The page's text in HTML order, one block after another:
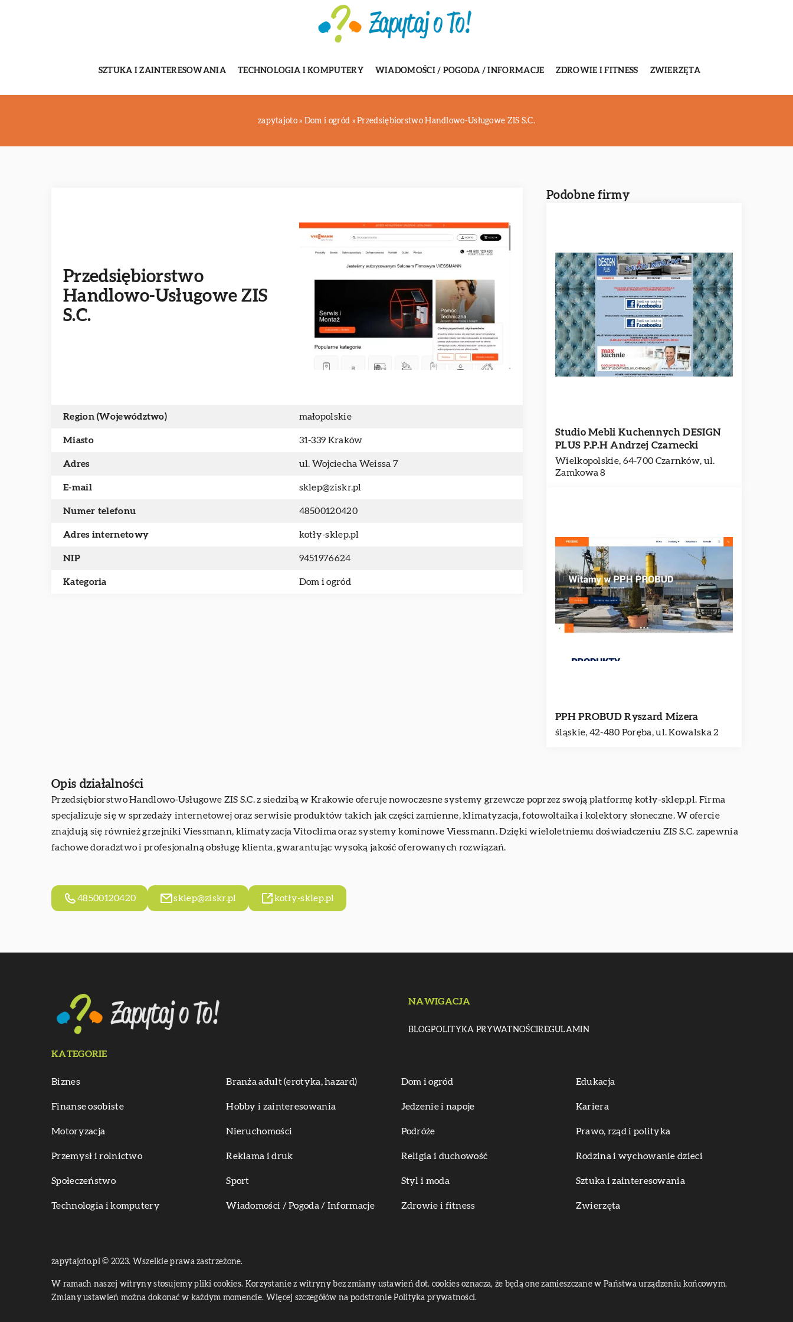
SZTUKA I ZAINTERESOWANIA TECHNOLOGIA I KOMPUTERY WIADOMOŚCI / POGODA / INFORMACJE ZDROWIE I FITNESS ZWIERZĘTA
zapytajoto» Dom i ogród »Przedsiębiorstwo Handlowo-Usługowe ZIS S.C.
Przedsiębiorstwo
Handlowo-Usługowe ZIS
S.C.
Region (Województwo) małopolskie
Miasto 31-339 Kraków
Adres ul. Wojciecha Weissa 7
E-mail sklep@ziskr.pl
Numer telefonu 48500120420
Adres internetowy kotły-sklep.pl
NIP 9451976624
Kategoria Dom i ogród
Podobne firmy
Studio Mebli Kuchennych DESIGN
PLUS P.P.H Andrzej Czarnecki
Wielkopolskie, 64-700 Czarnków, ul.
Zamkowa 8
PPH PROBUD Ryszard Mizera
śląskie, 42-480 Poręba, ul. Kowalska 2
Opis działalności
Przedsiębiorstwo Handlowo-Usługowe ZIS S.C. z siedzibą w Krakowie oferuje nowoczesne systemy grzewcze poprzez swoją platformę kotły-sklep.pl. Firma
specjalizuje się w sprzedaży internetowej oraz serwisie produktów takich jak części zamienne, klimatyzacja, fotowoltaika i kolektory słoneczne. W ofercie
znajdują się również grzejniki Viessmann, klimatyzacja Vitoclima oraz systemy kominowe Viessmann. Dzięki wieloletniemu doświadczeniu ZIS S.C. zapewnia
fachowe doradztwo i profesjonalną obsługę klienta, gwarantując wysoką jakość oferowanych rozwiązań.
48500120420 sklep@ziskr.pl kotły-sklep.pl
NAWIGACJA
BLOGPOLITYKA PRYWATNOŚCIREGULAMIN
KATEGORIE
Biznes Branża adult (erotyka, hazard) Dom i ogród Edukacja
Finanse osobiste Hobby i zainteresowania Jedzenie i napoje Kariera
Motoryzacja Nieruchomości Podróże Prawo, rząd i polityka
Przemysł i rolnictwo Reklama i druk Religia i duchowość Rodzina i wychowanie dzieci
Społeczeństwo Sport Styl i moda Sztuka i zainteresowania
Technologia i komputery Wiadomości / Pogoda / Informacje Zdrowie i fitness Zwierzęta
zapytajoto.pl © 2023. Wszelkie prawa zastrzeżone.
W ramach naszej witryny stosujemy pliki cookies. Korzystanie z witryny bez zmiany ustawień dot. cookies oznacza, że będą one zamieszczane w Państwa urządzeniu końcowym.
Zmiany ustawień można dokonać w każdym momencie. Więcej szczegółów na podstroniePolityka prywatności.